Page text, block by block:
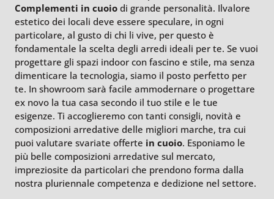
Complementi in cuoio di grande personalità. Ilvalore
estetico dei locali deve essere speculare, in ogni
particolare, al gusto di chi li vive, per questo è
fondamentale la scelta degli arredi ideali per te. Se vuoi
progettare gli spazi indoor con fascino e stile, ma senza
dimenticare la tecnologia, siamo il posto perfetto per
te. In showroom sarà facile ammodernare o progettare
ex novo la tua casa secondo il tuo stile e le tue
esigenze. Ti accoglieremo con tanti consigli, novità e
composizioni arredative delle migliori marche, tra cui
puoi valutare svariate offerte in cuoio. Esponiamo le
più belle composizioni arredative sul mercato,
impreziosite da particolari che prendono forma dalla
nostra pluriennale competenza e dedizione nel settore.